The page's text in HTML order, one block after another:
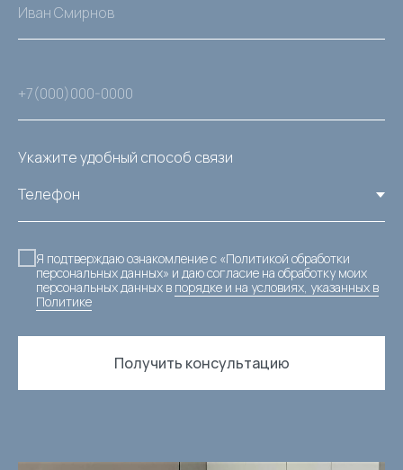
Укажите удобный способ связи
Я подтверждаю ознакомление с «Политикой обработки
персональных данных» и даю согласие на обработку моих
персональных данных в порядке и на условиях, указанных в
Политике
Получить консультацию